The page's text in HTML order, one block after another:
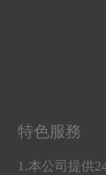
特色服務
1.本公司提供